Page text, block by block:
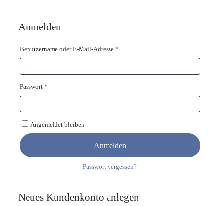
Anmelden
Benutzername oder E-Mail-Adresse *Erforderlich
Passwort *Erforderlich
Angemeldet bleiben
Anmelden
Passwort vergessen?
Neues Kundenkonto anlegen